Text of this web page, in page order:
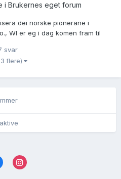
i Brukernes eget forum
dei norske pionerane i
WI er eg i dag komen fram til
61903/3:1:S3HT-6P89-GV7...
svar
flere)